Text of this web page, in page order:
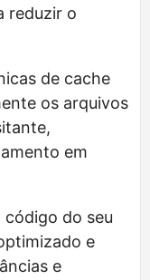
reduzir o
de cache
os arquivos
em
do seu
e
e